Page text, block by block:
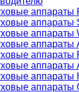
аппараты
аппараты
аппараты
аппараты
аппараты
аппараты
аппараты
аппараты